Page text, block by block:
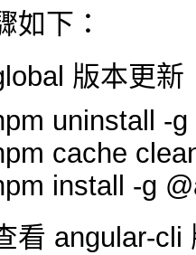
如下：
版本更新
uninstall -
cache
install -g
看 angular-cli